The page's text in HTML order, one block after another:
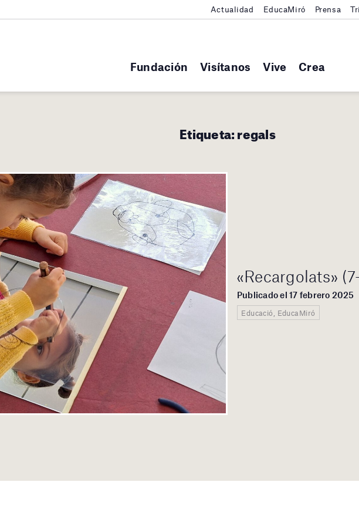
Fundación Visítanos Vive Crea
Actualidad EducaMiró Prensa
Etiqueta:regals
«Recargolats»
Publicado el 17 febrero 2025
Educació, EducaMiró